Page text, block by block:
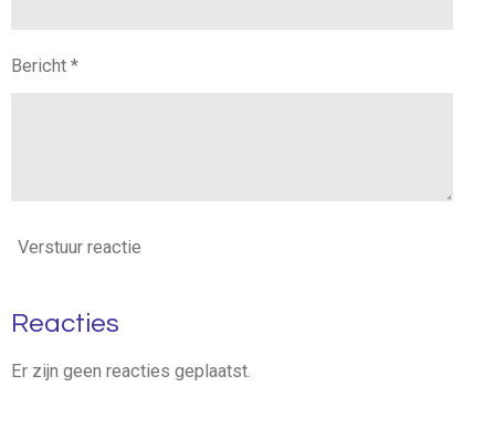
Bericht *
Verstuur reactie
Reacties
Er zijn geen reacties geplaatst.